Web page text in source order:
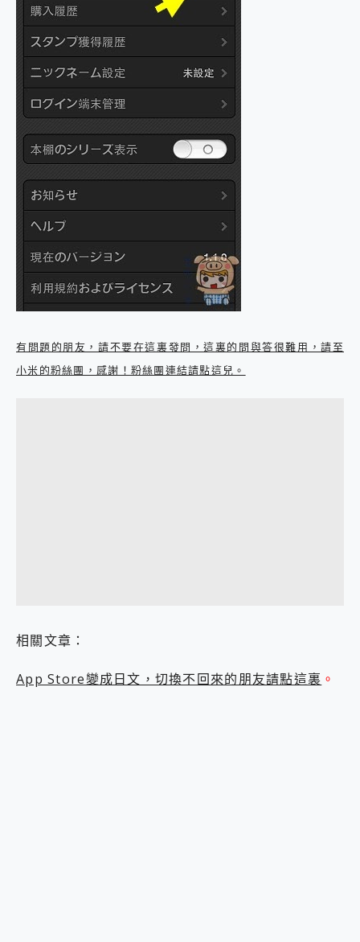
有問題的朋友，請不要在這裏發問，這裏的問與答很難用，請至
小米的粉絲團，感謝！粉絲團連結請點這兒。
相關文章：
App Store變成日文，切換不回來的朋友請點這裏 。